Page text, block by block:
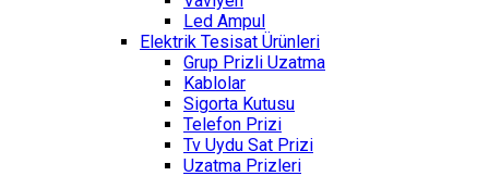
Led Ampul
Elektrik Tesisat Ürünleri
Grup Prizli Uzatma
Kablolar
Sigorta Kutusu
Telefon Prizi
Tv Uydu Sat Prizi
Uzatma Prizleri